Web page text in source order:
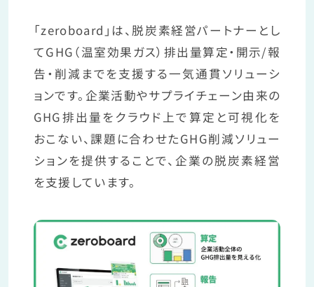
「zeroboard」は、脱炭素経営パートナーとし
てGHG（温室効果ガス）排出量算定・開示/報
告・削減までを支援する一気通貫ソリューシ
ョンです。企業活動やサプライチェーン由来の
GHG排出量をクラウド上で算定と可視化を
おこない、課題に合わせたGHG削減ソリュー
ションを提供することで、企業の脱炭素経営
を支援しています。